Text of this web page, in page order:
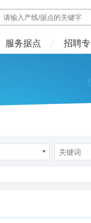
服务据点 招聘